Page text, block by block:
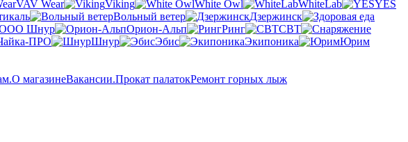
VAV Wear Viking White Owl WhiteLab
YES
Вольный ветер
Дзержинск
Шнур Орион-Альп Ринг
СВТ
ПРО Шнур Эбис Экипоника
Юрим
О магазинеВакансии.Прокат палатокРемонт горных лыж